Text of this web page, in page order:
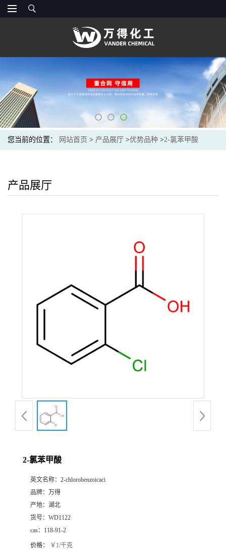
您当前的位置： 网站首页 > 产品展厅 >优势品种 >2-氯苯甲酸
产品展厅
2-氯苯甲酸
英文名称： 2-chlorobenzoicaci
品牌： 万得
产地： 湖北
货号： WD1122
cas： 118-91-2
价格： ￥1/千克